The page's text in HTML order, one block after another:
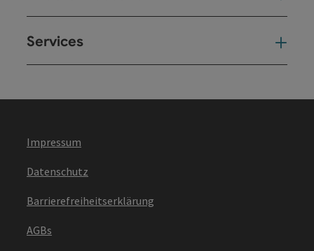
Services
Impressum
Datenschutz
Barrierefreiheitserklärung
AGBs